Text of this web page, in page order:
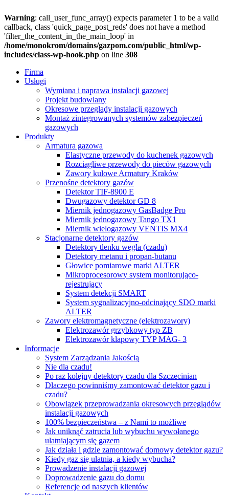
Warning: call_user_func_array() expects parameter 1 to be a valid
callback, class 'quick_page_post_reds' does not have a method
'filter_the_content_in_the_main_loop' in
/home/monokrom/domains/gazpom.com/public_html/wp-
includes/class-wp-hook.php on line 308
Firma
Usługi
Wymiana i naprawa instalacji gazowej
Projekt budowlany
Okresowe przeglądy instalacji gazowych
Montaż zintegrowanych systemów zabezpieczeń
gazowych
Produkty
Armatura gazowa
Elastyczne przewody do kuchenek gazowych
Rozciągliwe przewody do pieców gazowych
Zawory kulowe Armatury Kraków
Przenośne detektory gazów
Detektor TIF-8900 E
Dwugazowy detektor GD 8
Miernik jednogazowy GasBadge Pro
Miernik jednogazowy Tango TX1
Miernik wielogazowy VENTIS MX4
Stacjonarne detektory gazów
Detektory tlenku węgla (czadu)
Detektory metanu i propan-butanu
Głowice pomiarowe marki ALTER
Mikroprocesorowy system monitorująco-
rejestrujący
System detekcji SMART
System sygnalizacyjno-odcinający SDO marki
ALTER
Zawory elektromagnetyczne (elektrozawory)
Elektrozawór grzybkowy typ ZB
Elektrozawór klapowy TYP MAG- 3
Informacje
System Zarządzania Jakością
Nie dla czadu!
Po raz kolejny detektory czadu dla Szczecinian
Dlaczego powinniśmy zamontować detektor gazu i
czadu?
Obowiązek przeprowadzania okresowych przeglądów
instalacji gazowych
100% bezpieczeństwa – z Nami to możliwe
Jak uniknąć zatrucia lub wybuchu wywołanego
ulatniającym się gazem
Jak działa i gdzie zamontować domowy detektor gazu?
Kiedy gaz się ulatnia, a kiedy wybucha?
Prowadzenie instalacji gazowej
Doprowadzenie gazu do domu
Referencje od naszych klientów